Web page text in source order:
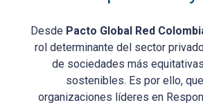
Desde Pacto Global Red
rol determinante del sector
de sociedades más
sostenibles. Es por ello,
organizaciones líderes en